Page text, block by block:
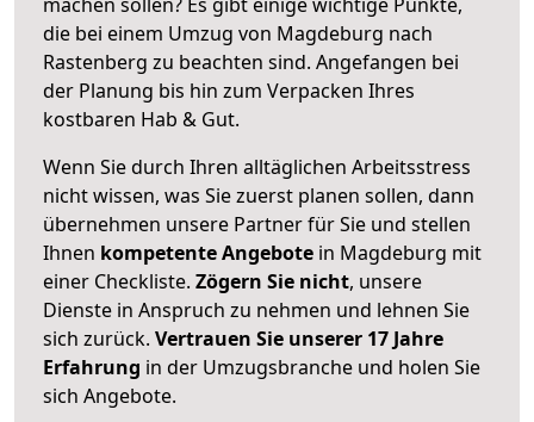
die bei einem Umzug von Magdeburg nach
Rastenberg zu beachten sind. Angefangen bei
der Planung bis hin zum Verpacken Ihres
kostbaren Hab & Gut.
Wenn Sie durch Ihren alltäglichen Arbeitsstress
nicht wissen, was Sie zuerst planen sollen, dann
übernehmen unsere Partner für Sie und stellen
Ihnen kompetente Angebote in Magdeburg mit
einer Checkliste. Zögern Sie nicht, unsere
Dienste in Anspruch zu nehmen und lehnen Sie
sich zurück. Vertrauen Sie unserer 17 Jahre
Erfahrung in der Umzugsbranche und holen Sie
sich Angebote.